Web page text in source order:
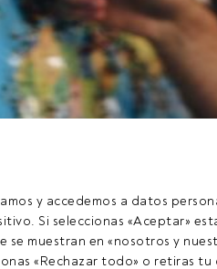
y accedemos a datos
Si seleccionas «Aceptar»
muestran en «nosotros y
«Rechazar todo» o retiras
13 de marzo de 9.00 a 10.00
usuarios registrados de